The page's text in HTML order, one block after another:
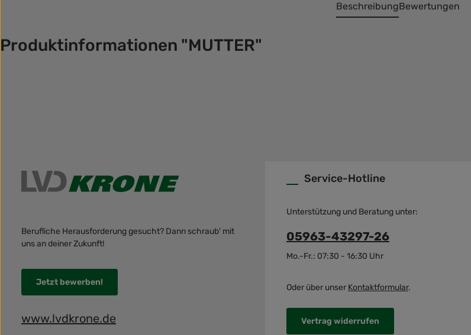
BeschreibungBewertungen
Produktinformationen "MUTTER"
Berufliche Herausforderung gesucht? Dann schraub' mit
uns an deiner Zukunft!
Jetzt bewerben!
www.lvdkrone.de
Service-Hotline
Unterstützung und Beratung unter:
05963-43297-26
Mo.-Fr.: 07:30 - 16:30 Uhr
Oder über unser Kontaktformular.
Vertrag widerrufen